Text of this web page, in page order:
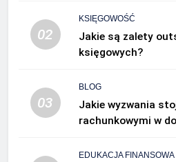
02
KSIĘGOWOŚĆ
Jakie są zalety
księgowych?
03
BLOG
Jakie wyzwania
rachunkowymi w
EDUKACJA FINANSOWA